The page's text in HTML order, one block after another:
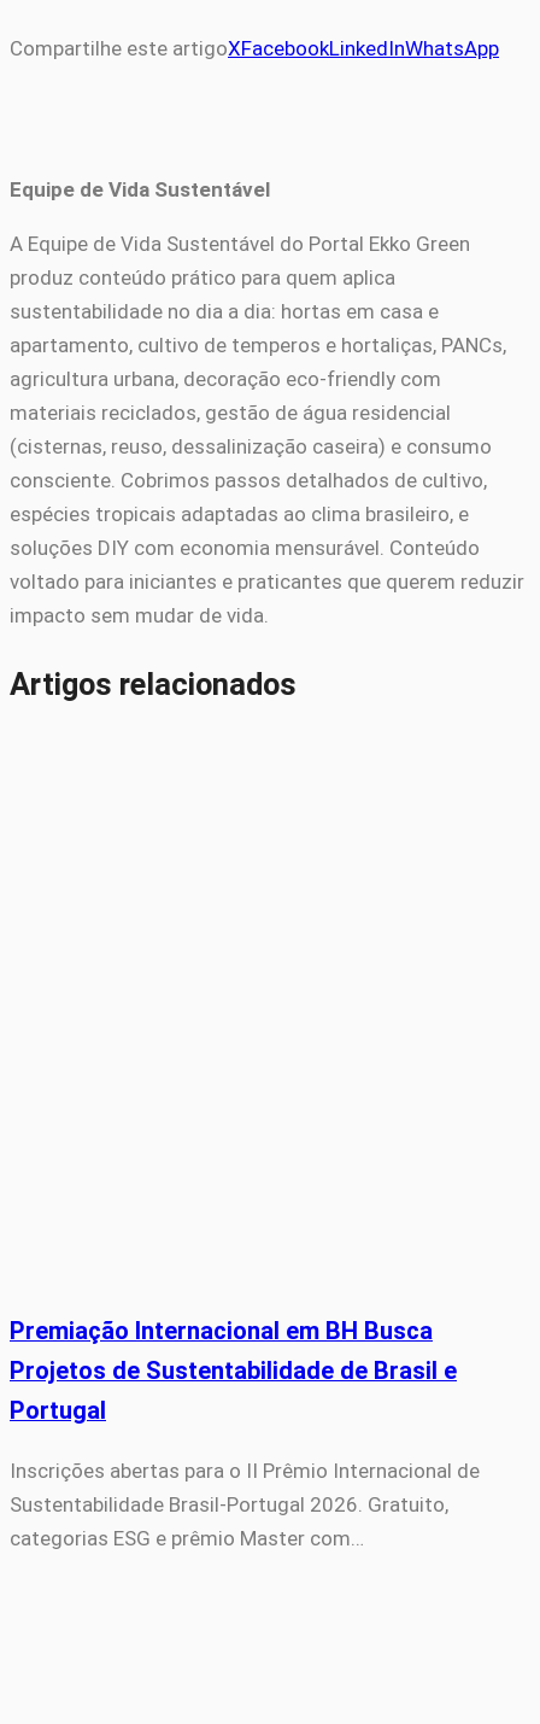
Compartilhe este artigoXFacebookLinkedInWhatsApp
Equipe de Vida Sustentável
A Equipe de Vida Sustentável do Portal Ekko Green
produz conteúdo prático para quem aplica
sustentabilidade no dia a dia: hortas em casa e
apartamento, cultivo de temperos e hortaliças, PANCs,
agricultura urbana, decoração eco-friendly com
materiais reciclados, gestão de água residencial
(cisternas, reuso, dessalinização caseira) e consumo
consciente. Cobrimos passos detalhados de cultivo,
espécies tropicais adaptadas ao clima brasileiro, e
soluções DIY com economia mensurável. Conteúdo
voltado para iniciantes e praticantes que querem reduzir
impacto sem mudar de vida.
Artigos relacionados
Premiação Internacional em BH Busca
Projetos de Sustentabilidade de Brasil e
Portugal
Inscrições abertas para o II Prêmio Internacional de
Sustentabilidade Brasil-Portugal 2026. Gratuito,
categorias ESG e prêmio Master com…